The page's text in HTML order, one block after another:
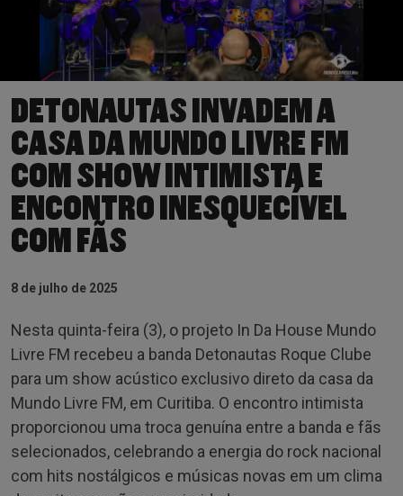
DETONAUTAS INVADEM A
CASA DA MUNDO LIVRE FM
COM SHOW INTIMISTA E
ENCONTRO INESQUECÍVEL
COM FÃS
8 de julho de 2025
Nesta quinta-feira (3), o projeto In Da House Mundo
Livre FM recebeu a banda Detonautas Roque Clube
para um show acústico exclusivo direto da casa da
Mundo Livre FM, em Curitiba. O encontro intimista
proporcionou uma troca genuína entre a banda e fãs
selecionados, celebrando a energia do rock nacional
com hits nostálgicos e músicas novas em um clima